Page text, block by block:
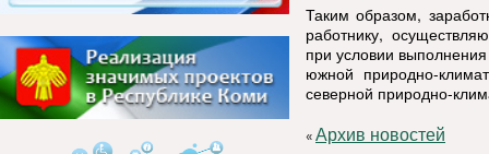
Таким образом,
работнику,
при условии
южной природно-
северной природно-
«Архив новостей